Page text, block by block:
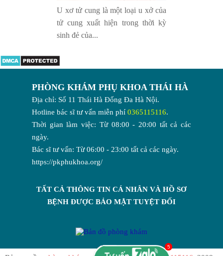
U xơ tử cung là một loại u xở của
tử cung xuất hiện trong thời kỳ
sinh đẻ của...
PHÒNG KHÁM PHỤ KHOA THÁI HÀ
Địa chỉ: Số 11 Thái Hà Đống Đa Hà Nội.
Hotline bác sĩ tư vấn miễn phí 0365115116.
Thời gian làm việc: Từ 08:00 - 20:00 tất cả các
ngày.
Bác sĩ tư vấn: Từ 06:00 - 23:00 tất cả các ngày.
https://pkphukhoa.org/
TẤT CẢ THÔNG TIN CÁ NHÂN VÀ HỒ SƠ
BỆNH ĐƯỢC BẢO MẬT TUYỆT ĐỐI